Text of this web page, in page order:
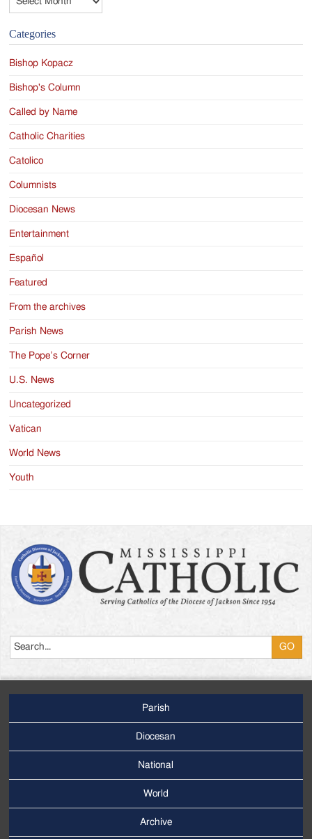
Categories
Bishop Kopacz
Bishop's Column
Called by Name
Catholic Charities
Catolico
Columnists
Diocesan News
Entertainment
Español
Featured
From the archives
Parish News
The Pope’s Corner
U.S. News
Uncategorized
Vatican
World News
Youth
Menu
Parish
Diocesan
National
World
Archive